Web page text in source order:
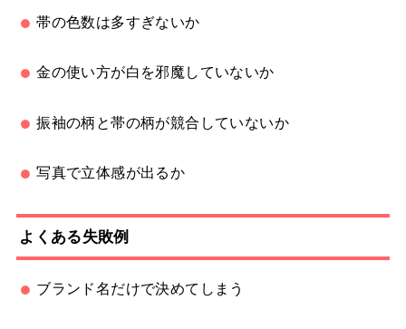
帯の色数は多すぎないか
金の使い方が白を邪魔していないか
振袖の柄と帯の柄が競合していないか
写真で立体感が出るか
よくある失敗例
ブランド名だけで決めてしまう